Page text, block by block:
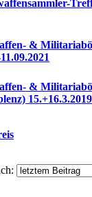
&
&
15.+16.3.2019